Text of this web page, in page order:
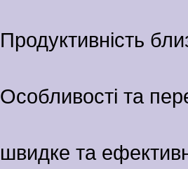
Продуктивність
Особливості та
швидке та